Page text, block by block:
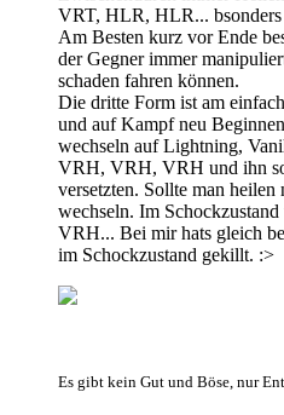
VRT, HLR, HLR... bsonders
Am Besten kurz vor Ende
der Gegner immer
schaden fahren können.
Die dritte Form ist am
und auf Kampf neu
wechseln auf Lightning,
VRH, VRH, VRH und ihn
versetzten. Sollte man
wechseln. Im
VRH... Bei mir hats gleich
im Schockzustand gekillt. :>
Es gibt kein Gut und Böse, nur